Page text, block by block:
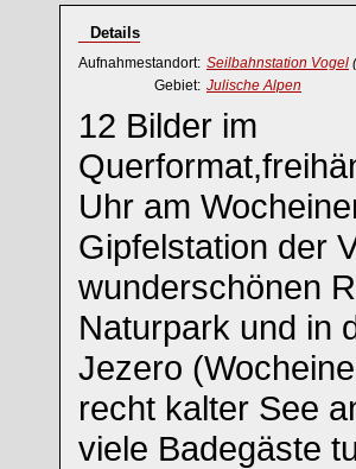
Details
Aufnahmestandort: Seilbahnstation Vogel
Gebiet: Julische Alpen
12 Bilder im
Uhr am
Gipfelstation der
wunderschönen
Naturpark und in
Jezero
recht kalter See
viele Badegäste